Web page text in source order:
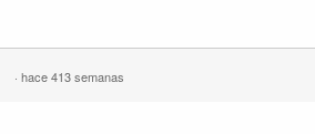
· hace 413 semanas